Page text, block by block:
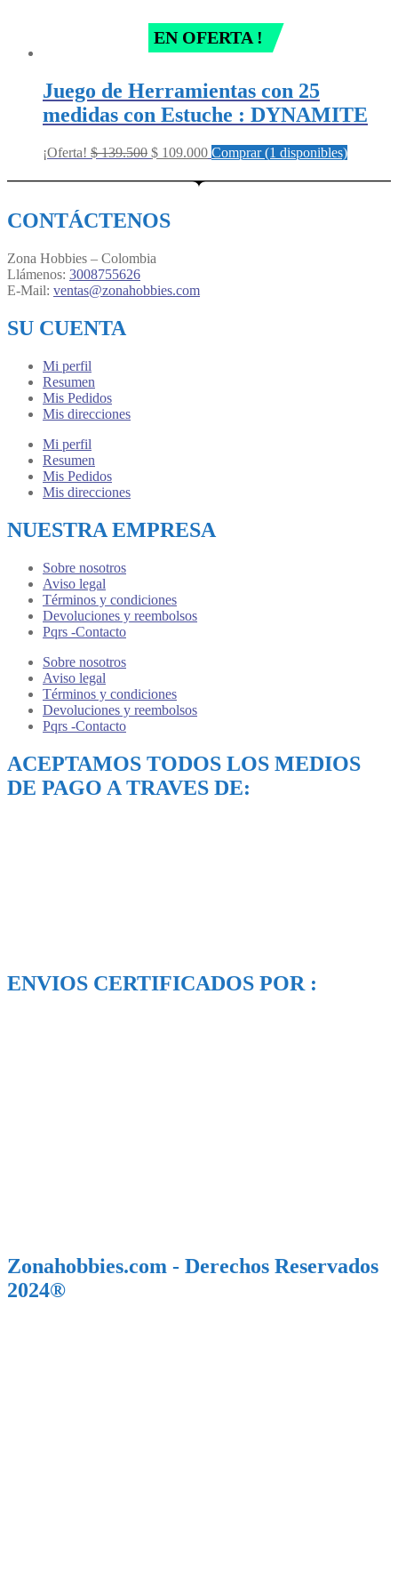
EN OFERTA !
Juego de Herramientas con 25
medidas con Estuche : DYNAMITE
¡Oferta! $139.500 Original
was:
$ 109.000Current
is:
Comprar (1 disponibles)
CONTÁCTENOS
Zona Hobbies – Colombia
Llámenos: 3008755626
E-Mail: ventas@zonahobbies.com
SU CUENTA
Mi perfil
Resumen
Mis Pedidos
Mis direcciones
Mi perfil
Resumen
Mis Pedidos
Mis direcciones
NUESTRA EMPRESA
Sobre nosotros
Aviso legal
Términos y condiciones
Devoluciones y reembolsos
Pqrs -Contacto
Sobre nosotros
Aviso legal
Términos y condiciones
Devoluciones y reembolsos
Pqrs -Contacto
ACEPTAMOS TODOS LOS MEDIOS
DE PAGO A TRAVES DE:
ENVIOS CERTIFICADOS POR :
Zonahobbies.com - Derechos Reservados
2024®